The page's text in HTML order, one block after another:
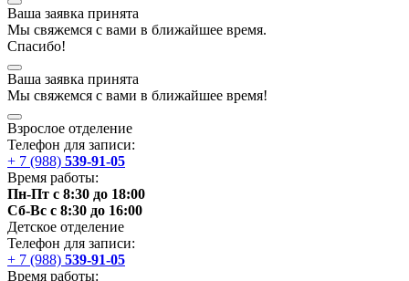
Ваша заявка принята
Мы свяжемся с вами в ближайшее время.
Спасибо!
Ваша заявка принята
Мы свяжемся с вами в ближайшее время!
Взрослое отделение
Телефон для записи:
+ 7 (988) 539-91-05
Время работы:
Пн-Пт с 8:30 до 18:00
Сб-Вс с 8:30 до 16:00
Детское отделение
Телефон для записи:
+ 7 (988) 539-91-05
Время работы: